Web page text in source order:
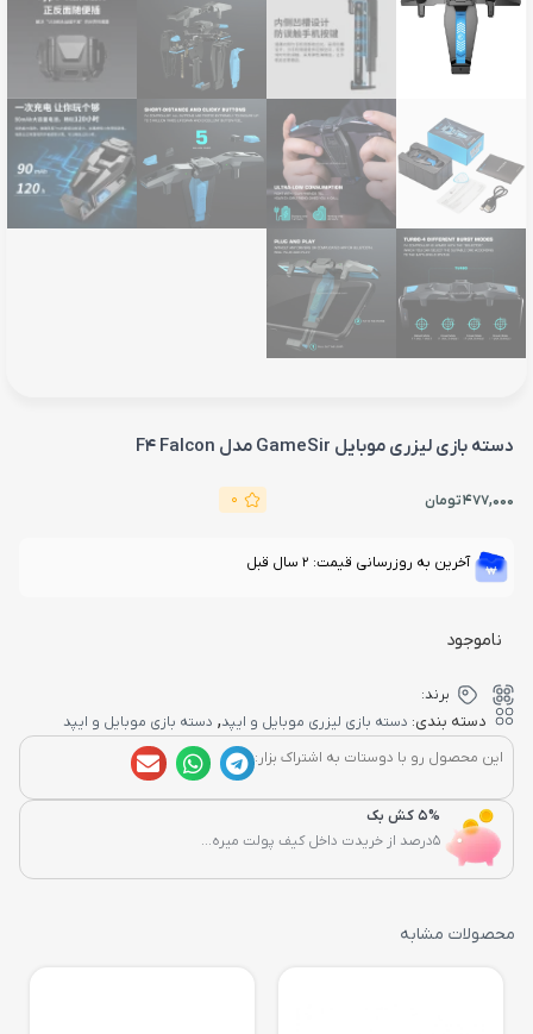
دسته بازی لیزری موبایل GameSir مدل F4 Falcon
477,000تومان 0
آخرین به روزرسانی قیمت: 2 سال قبل
ناموجود
برند:
دسته بندی: دسته بازی لیزری موبایل و ایپد, دسته بازی موبایل و ایپد
این محصول رو با دوستات به اشتراک بزار:
5% کش بک
5درصد از خریدت داخل کیف پولت میره...
محصولات مشابه